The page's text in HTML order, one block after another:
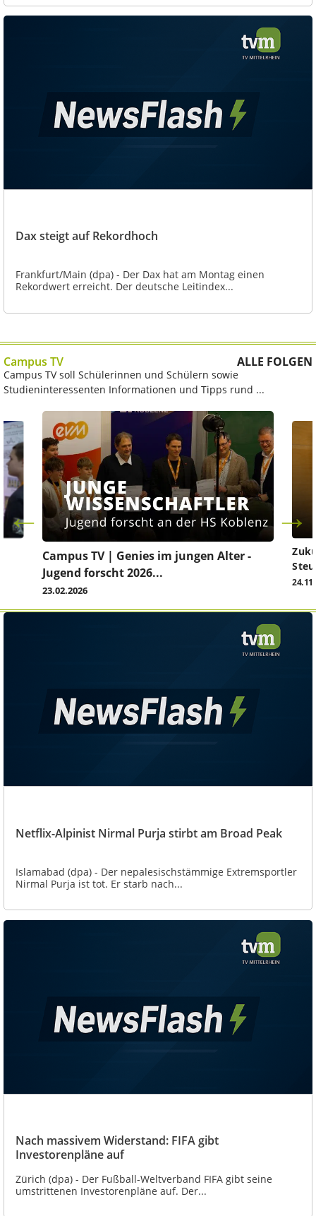
Dax steigt auf Rekordhoch
Frankfurt/Main (dpa) - Der Dax hat am Montag einen
Rekordwert erreicht. Der deutsche Leitindex...
Campus TV ALLE FOLGEN
Campus TV soll Schülerinnen und Schülern sowie
Studieninteressenten Informationen und Tipps rund ...
Campus TV | Genies im jungen Alter -
Jugend forscht 2026...
23.02.2026
Netflix-Alpinist Nirmal Purja stirbt am Broad Peak
Islamabad (dpa) - Der nepalesischstämmige Extremsportler
Nirmal Purja ist tot. Er starb nach...
Nach massivem Widerstand: FIFA gibt
Investorenpläne auf
Zürich (dpa) - Der Fußball-Weltverband FIFA gibt seine
umstrittenen Investorenpläne auf. Der...